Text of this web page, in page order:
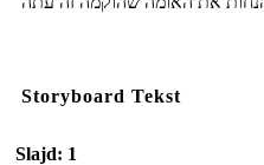
Storyboard Tekst
Slajd: 1